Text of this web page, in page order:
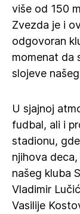
više od 150
Zvezda je i
odgovoran
momenat da
slojeve
U sjajnoj
fudbal, ali i
stadionu,
njihova
našeg kluba
Vladimir
Vasilije